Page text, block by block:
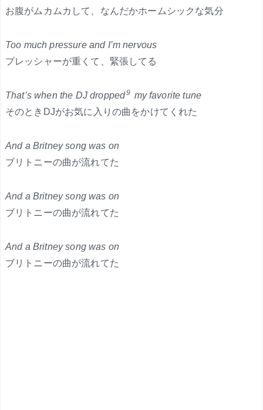
お腹がムカムカして、なんだかホームシックな気分
Too much pressure and I’m nervous
プレッシャーが重くて、緊張してる
That’s when the DJ dropped9 my favorite tune
そのときDJがお気に入りの曲をかけてくれた
And a Britney song was on
ブリトニーの曲が流れてた
And a Britney song was on
ブリトニーの曲が流れてた
And a Britney song was on
ブリトニーの曲が流れてた